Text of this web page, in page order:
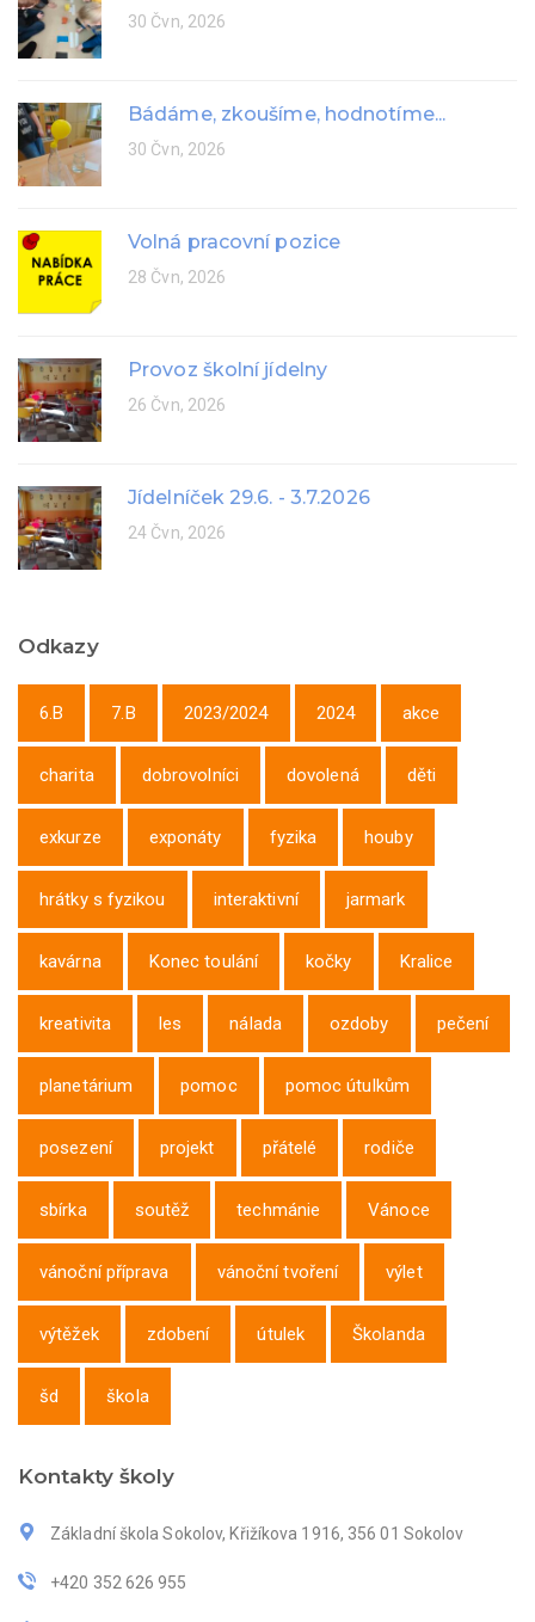
30 Čvn, 2026
Bádáme, zkoušíme, hodnotíme...
30 Čvn, 2026
Volná pracovní pozice
28 Čvn, 2026
Provoz školní jídelny
26 Čvn, 2026
Jídelníček 29.6. - 3.7.2026
24 Čvn, 2026
Odkazy
6.B 7.B 2023/2024 2024 akce
charita dobrovolníci dovolená děti
exkurze exponáty fyzika houby
hrátky s fyzikou interaktivní jarmark
kavárna Konec toulání kočky Kralice
kreativita les nálada ozdoby pečení
planetárium pomoc pomoc útulkům
posezení projekt přátelé rodiče
sbírka soutěž techmánie Vánoce
vánoční příprava vánoční tvoření výlet
výtěžek zdobení útulek Školanda
šd škola
Kontakty školy
Základní škola Sokolov, Křižíkova 1916, 356 01 Sokolov
+420 352 626 955